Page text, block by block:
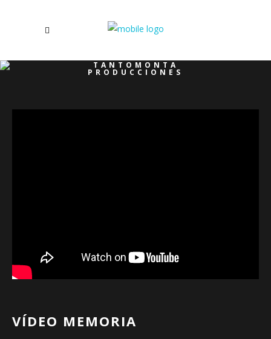
TANTOMONTA
PRODUCCIONES
VÍDEO MEMORIA